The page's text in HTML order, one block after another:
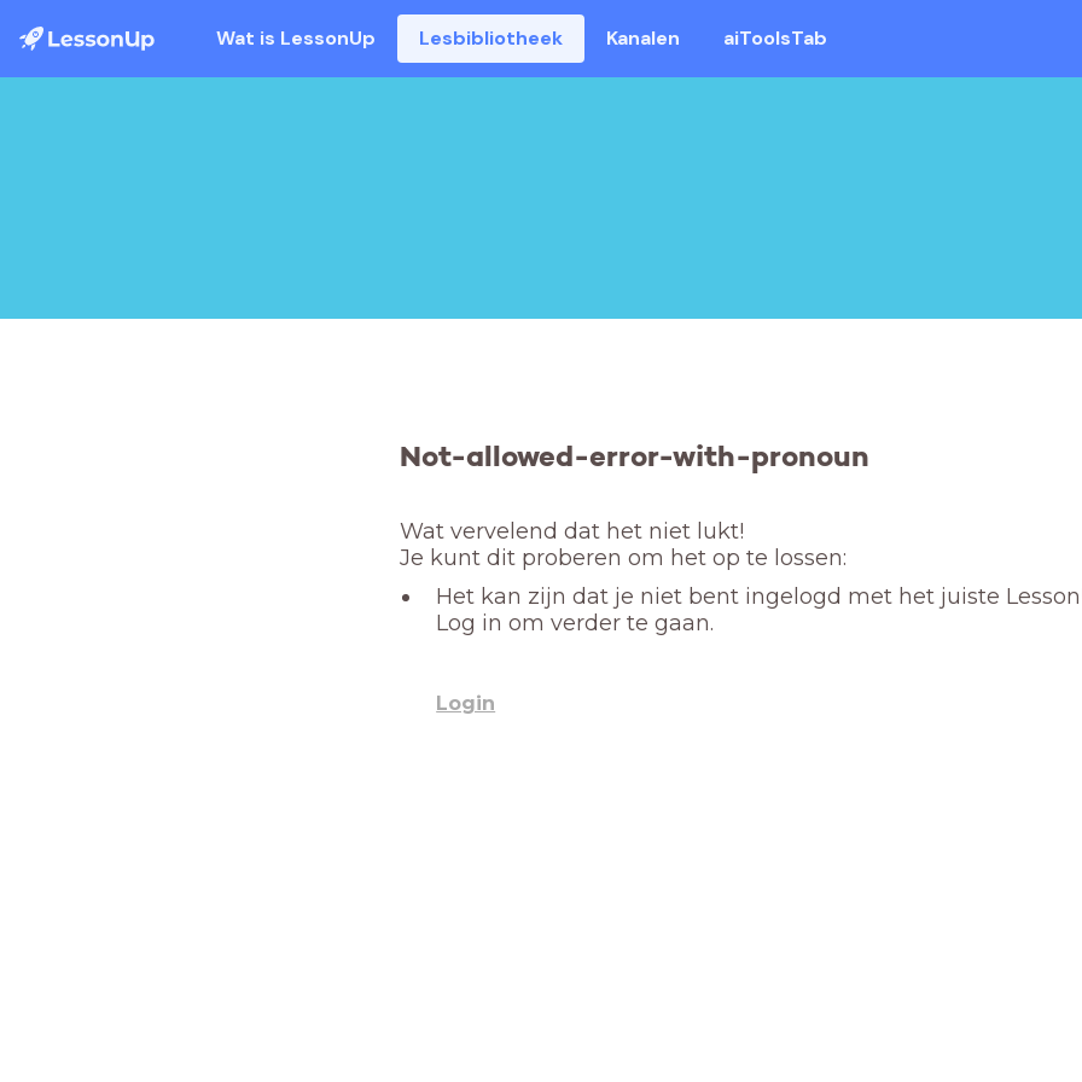
Wat is LessonUp Lesbibliotheek Kanalen aiToolsTab
Not-allowed-error-with-pronoun
Wat vervelend dat het niet lukt!
Je kunt dit proberen om het op te lossen:
Het kan zijn dat je niet bent ingelogd met het juiste
Log in om verder te gaan.
Login